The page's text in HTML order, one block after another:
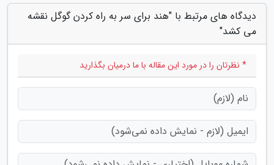
دیدگاه های مرتبط با "هند برای سر به راه کردن گوگل نقشه
می کشد"
* نظرتان را در مورد این مقاله با ما درمیان بگذارید